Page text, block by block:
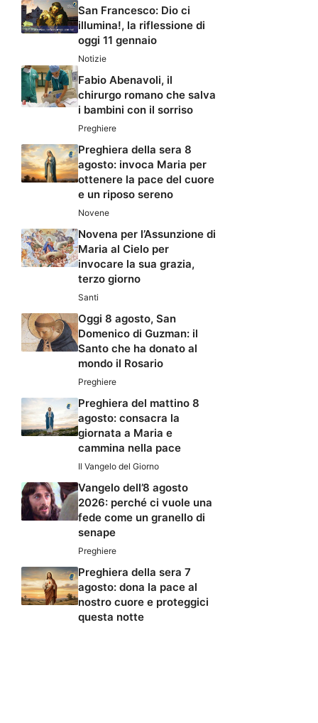
San Francesco: Dio ci
illumina!, la riflessione di
oggi 11 gennaio
Notizie
Fabio Abenavoli, il
chirurgo romano che salva
i bambini con il sorriso
Preghiere
Preghiera della sera 8
agosto: invoca Maria per
ottenere la pace del cuore
e un riposo sereno
Novene
Novena per l’Assunzione di
Maria al Cielo per
invocare la sua grazia,
terzo giorno
Santi
Oggi 8 agosto, San
Domenico di Guzman: il
Santo che ha donato al
mondo il Rosario
Preghiere
Preghiera del mattino 8
agosto: consacra la
giornata a Maria e
cammina nella pace
Il Vangelo del Giorno
Vangelo dell’8 agosto
2026: perché ci vuole una
fede come un granello di
senape
Preghiere
Preghiera della sera 7
agosto: dona la pace al
nostro cuore e proteggici
questa notte